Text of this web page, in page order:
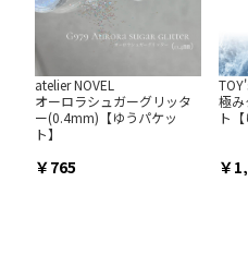
atelier NOVEL
オーロラシュガーグリッタ
ー(0.4mm)【ゆうパケッ
ト】
765
極み
ト